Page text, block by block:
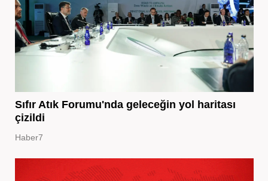
Sıfır Atık Forumu'nda geleceğin yol haritası
çizildi
Haber7